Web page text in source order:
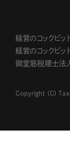
経営のコックピッ
経営のコックピッ
御堂筋税理士法
Copyright (C)